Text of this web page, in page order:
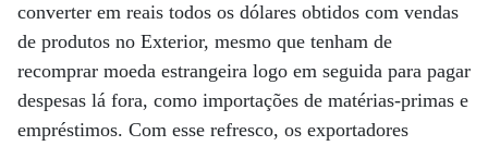
converter em reais todos os dólares obtidos com vendas
de produtos no Exterior, mesmo que tenham de
recomprar moeda estrangeira logo em seguida para pagar
despesas lá fora, como importações de matérias-primas e
empréstimos. Com esse refresco, os exportadores